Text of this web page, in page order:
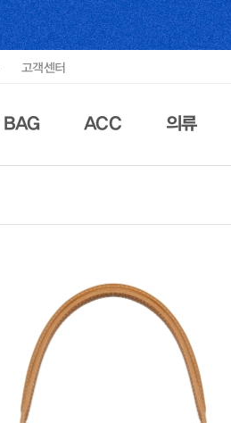
고객센터
BAG ACC 의류